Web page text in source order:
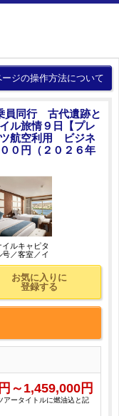
ージの操作方法について
員同行 古代遺跡と
ル旅情９日【プレ
航空利用 ビジネ
０円（２０２６年
イルキャピタ
号／客室／イ
お気に入りに
登録する
円～ 1,459,000 円
アータイトルに燃油込と記